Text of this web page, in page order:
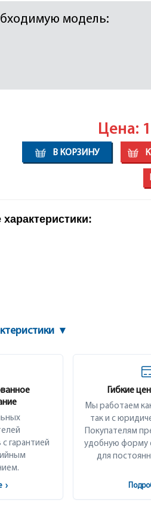
модель:
Цена:
В КОРЗИНУ
характеристики:
▾
гарантией
›
Гибкие
Мы работаем
так и с
Покупателям
удобную форму
для